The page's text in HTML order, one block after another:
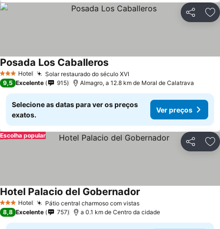
Partilhar
3 EstrelasHotel Solar restaurado do século XVI
Posada Los Caballeros
9,5 Excelente 915 Almagro, a 12.8 km de Moral de Calatrava
Selecione as datas para ver os preços
exatos.
Ver preços
Partilhar
Escolha popular
3 EstrelasHotel Pátio central charmoso com vistas
Hotel Palacio del Gobernador
8,8 Excelente 757 a 0.1 km de Centro da cidade